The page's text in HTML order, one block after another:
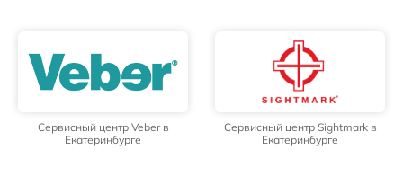
Сервисный центр Veber в
Екатеринбурге
Сервисный центр Sightmark в
Екатеринбурге